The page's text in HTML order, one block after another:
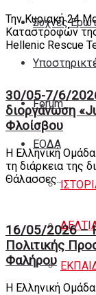
Συχνές
Forum
ΕΟΔA
Την Κυριακή 24
Καταστροφών
Hellenic Rescue
30/05-7/6/
διοργάνωση
Φλοίσβου
Η Ελληνική
τη διάρκεια της
Θάλασσες...
16/05/2026 –
Πολιτικής
Φαλήρου
Η Ελληνική